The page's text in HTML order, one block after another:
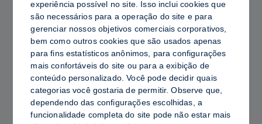
experiência possível no site. Isso inclui cookies que
são necessários para a operação do site e para
gerenciar nossos objetivos comerciais corporativos,
bem como outros cookies que são usados ​​apenas
para fins estatísticos anônimos, para configurações
mais confortáveis ​​do site ou para a exibição de
conteúdo personalizado. Você pode decidir quais
categorias você gostaria de permitir. Observe que,
dependendo das configurações escolhidas, a
funcionalidade completa do site pode não estar mais